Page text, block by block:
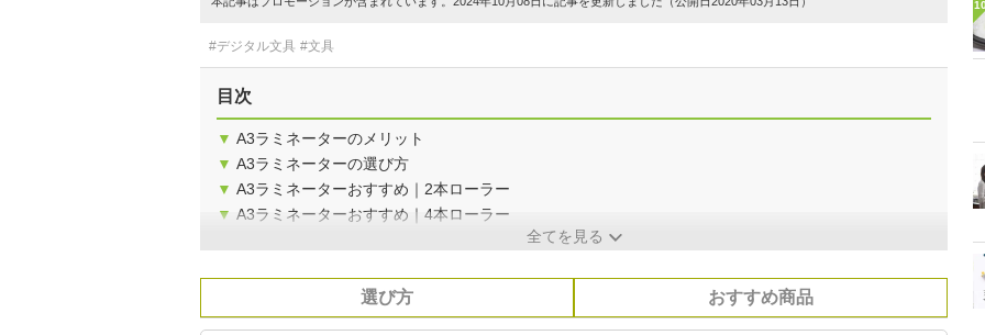
#デジタル文具 #文具
目次
▼ A3ラミネーターのメリット
▼ A3ラミネーターの選び方
▼ A3ラミネーターおすすめ｜2本ローラー
▼ A3ラミネーターおすすめ｜4本ローラー
全てを見る
選び方 おすすめ商品